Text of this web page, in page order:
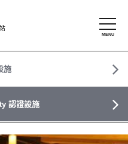
施
認證設施